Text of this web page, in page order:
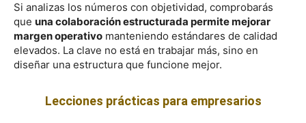
Si analizas los números con objetividad, comprobarás
que una colaboración estructurada permite mejorar
margen operativo manteniendo estándares de calidad
elevados. La clave no está en trabajar más, sino en
diseñar una estructura que funcione mejor.
Lecciones prácticas para empresarios